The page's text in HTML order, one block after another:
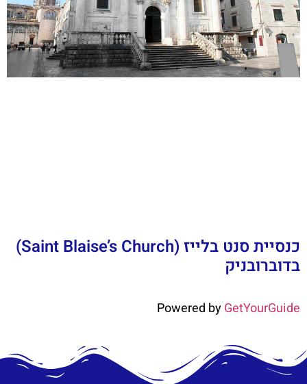
כנסיית סנט בלייז (Saint Blaise’s Church)
בדוברובניק
Powered byGetYourGuide